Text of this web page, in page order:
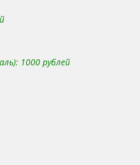
1000 рублей